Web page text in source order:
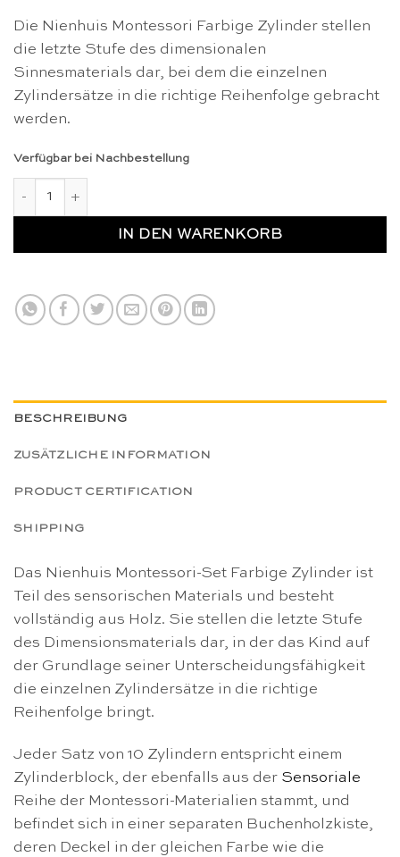
Die Nienhuis Montessori Farbige Zylinder stellen
die letzte Stufe des dimensionalen
Sinnesmaterials dar, bei dem die einzelnen
Zylindersätze in die richtige Reihenfolge gebracht
werden.
Verfügbar bei Nachbestellung
IN DEN WARENKORB
BESCHREIBUNG
ZUSÄTZLICHE INFORMATION
PRODUCT CERTIFICATION
SHIPPING
Das Nienhuis Montessori-Set Farbige Zylinder ist
Teil des sensorischen Materials und besteht
vollständig aus Holz. Sie stellen die letzte Stufe
des Dimensionsmaterials dar, in der das Kind auf
der Grundlage seiner Unterscheidungsfähigkeit
die einzelnen Zylindersätze in die richtige
Reihenfolge bringt.
Jeder Satz von 10 Zylindern entspricht einem
Zylinderblock, der ebenfalls aus der Sensoriale
Reihe der Montessori-Materialien stammt, und
befindet sich in einer separaten Buchenholzkiste,
deren Deckel in der gleichen Farbe wie die